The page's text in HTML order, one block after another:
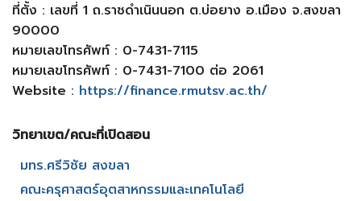
ที่ตั้ง : เลขที่ 1 ถ.ราชดำเนินนอก ต.บ่อยาง อ.เมือง จ.สงขลา
90000
หมายเลขโทรศัพท์ : 0-7431-7115
หมายเลขโทรศัพท์ : 0-7431-7100 ต่อ 2061
Website : https://finance.rmutsv.ac.th/
วิทยาเขต/คณะที่เปิดสอน​
มทร.ศรีวิชัย สงขลา​
คณะครุศาสตร์อุตสาหกรรมและเทคโนโลยี​